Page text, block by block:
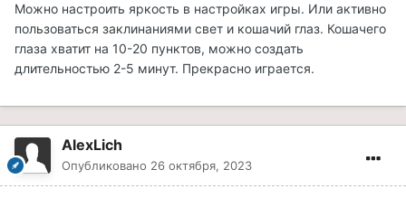
настройку.
Можно настроить яркость в настройках игры. Или активно
пользоваться заклинаниями свет и кошачий глаз. Кошачего
глаза хватит на 10-20 пунктов, можно создать
длительностью 2-5 минут. Прекрасно играется.
AlexLich
Опубликовано 26 октября, 2023